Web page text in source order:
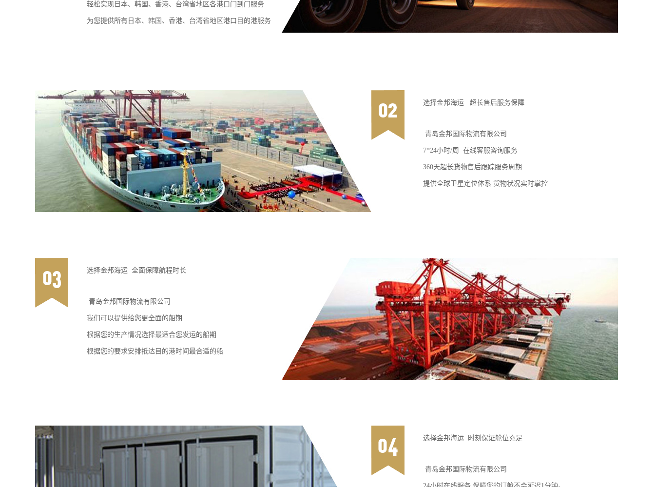
轻松实现日本、韩国、香港、台湾省地区各港口门到门服务
为您提供所有日本、韩国、香港、台湾省地区港口目的港服务
选择金邦海运 超长售后服务保障
青岛金邦国际物流有限公司
7*24小时/周 在线客服咨询服务
360天超长货物售后跟踪服务周期
提供全球卫星定位体系 货物状况实时掌控
选择金邦海运 全面保障航程时长
青岛金邦国际物流有限公司
我们可以提供给您更全面的船期
根据您的生产情况选择最适合您发运的船期
根据您的要求安排抵达目的港时间最合适的船
选择金邦海运 时刻保证舱位充足
青岛金邦国际物流有限公司